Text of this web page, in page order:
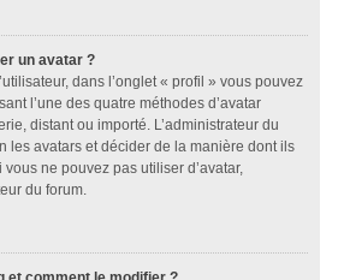
un avatar ?
dans l’onglet « profil » vous pouvez
l’une des quatre méthodes d’avatar
distant ou importé. L’administrateur du
les avatars et décider de la manière dont ils
ne pouvez pas utiliser d’avatar,
du forum.